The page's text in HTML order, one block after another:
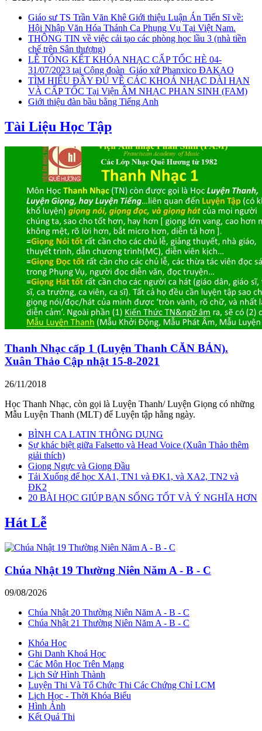
Giáo sư TS Trần Văn Khê Giới thiệu Luận Án Tiến Sĩ về:
Hội Nhập Văn Hóa Thánh Ca Phụng Vụ Tại Việt Nam.
THÔNG TIN về việc cải tạo các phòng học lầu 3 (nhà tiền
chế trên Sân thượng)
LỄ TỔNG KẾT KHÓA NHẠC CẤP TỐC HÈ 04-
31/07/2023 tại Cộng đoàn_Giáo xứ Phanxico ĐAKAO
TÌM HIỂU ĐẦY ĐỦ VỀ CÁC KHOÁ NHẠC DÀI HẠN
VÀ CẤP TỐC Tại Viện ÂM NHẠC PHAN SINH (FAM)
Giới thiệu đàn bầu bằng Tiếng Anh
Tài Liệu Học Tập
Thanh Nhạc cấp 1 (Luyện Thanh CĂN BẢN).
Xuân Thảo Cập nhật 15-8-2021
26/11/2018
Học Thanh Nhạc, còn gọi là Luyện Thanh/ Luyện Giọng có những
Mẫu Luyện Thanh (MLT) để Luyện tập hằng ngày.
BÌNH CA LATIN THÔNG DỤNG
Sự khác biệt giữa Falsetto và Head Voice (Xuân Thảo thêm
giải thích)
Giọng Ngực và Giọng Đầu
Tải Xuống để học XA1, TN1 và ĐK1, và XA2, TN2 và
ĐK2
20 BÀI HỌC GIÚP BẠN SỐNG TỐT VÀ Ý NGHĨA HƠN
Hát Lễ
Chúa Nhật 19 Thường Niên Năm A - B - C
09/08/2026
Chúa Nhật 20 Thường Niên Năm A - B - C
Chúa Nhật 21 Thường Niên Năm A - B - C
Khóa Học
Ghi Danh Khoá Học
Các Môn Học Trên Mạng
Lịch Sử Hình Thành
Luyện Thi Và Tổ Chức Thi Các Chứng Chỉ LCM
Lịch Học - Thời Khóa Biểu
Hình Ảnh
Kết Quả Thi